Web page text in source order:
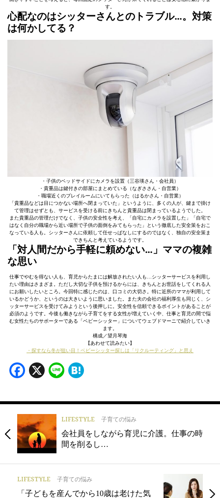
す。
心配なのはシッターさんとのトラブル…。対策
は何かしてる？
・子供のベッドサイドにカメラを設置（三谷瑛さん・会社員）
・貴重品は鍵付きの部屋にまとめている（なぎささん・自営業）
・職場近くのプレイルームにいてもらった（はるかさん・自営業）
「貴重品などは目につかない場所へ閉まっていた」というように、多くの人が、鍵まで掛け
て管理はせずとも、サービスを受ける前にきちんと貴重品は閉まっているようでした。
また貴重品の管理だけでなく、子供の安全性を考え、「自宅にカメラを設置した」「自宅で
はなく自分の職場から近い場所で子供の面倒をみてもらった」という徹底した安全策をおこ
なっている人も。シッターさんに依頼して任せっぱなしにするのではなく、独自の安全策ま
できちんと考えているようです。
「対人間だから手軽に頼めない…」ママの複雑
な思い
仕事でやむを得ない人も、育児からたまには解放されたい人も…シッターサービスを利用し
たい理由はさまざま。ただし大切な子供を預けるからには、きちんとお世話をしてくれる人
にお願いしたいところ。今回特に感じたのは、口コミの大切さ。特に近所のママが利用して
いるかどうか、というのは大きいように思いました。また夫の会社の福利厚生も同じく、シ
ッターサービスを受けてみようという後押しに。安全性を信頼できるポイントがあることが
必須のようです。今後も働きながら子育てをする女性が増えていく中、仕事と育児の間で悩
む女性たちのサポーターである「ベビーシッター」についてウェブドマーニで紹介していき
ます。
構成／望月琴海
【あわせて読みたい】
・探すなら冬が狙い目！ベビーシッター探しは「リクルーティング」と思え
Facebook
X Line
LIFESTYLE 子育ての悩み
会社員をしながら育児に介護。仕事の時
間を削るし…
LIFESTYLE 子育ての悩み
「子どもを産んでから10歳は老けた気